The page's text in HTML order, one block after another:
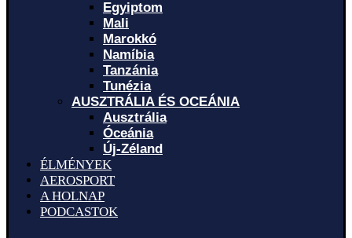
Egyiptom
Mali
Marokkó
Namíbia
Tanzánia
Tunézia
AUSZTRÁLIA ÉS OCEÁNIA
Ausztrália
Óceánia
Új-Zéland
ÉLMÉNYEK
AEROSPORT
A HOLNAP
PODCASTOK